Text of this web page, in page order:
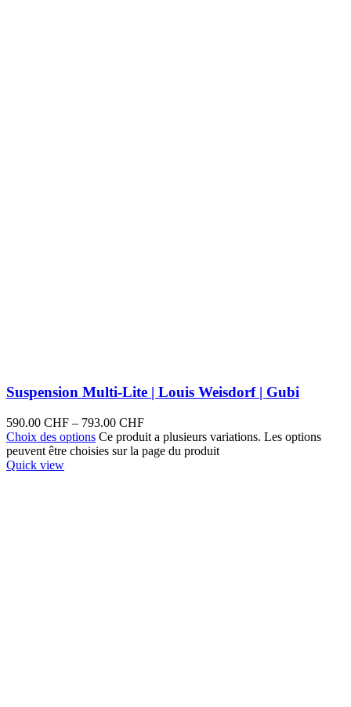
Suspension Multi-Lite | Louis Weisdorf | Gubi
590.00 CHF – 793.00 CHF
Choix des options Ce produit a plusieurs variations. Les options
peuvent être choisies sur la page du produit
Quick view